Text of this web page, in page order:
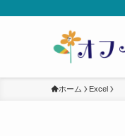
ホーム Excel